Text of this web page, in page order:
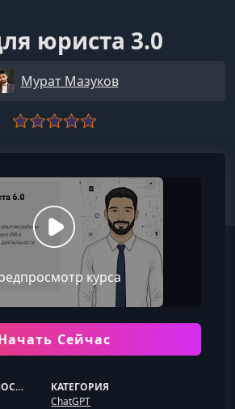
юриста 3.0
Мурат Мазуков
курса
Сейчас
ПРОДОЛЖИТЕЛЬНОСТЬ
КАТЕГОРИЯ
ChatGPT